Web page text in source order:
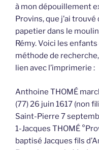
à mon dépouillement
Provins, que j’ai
papetier dans le
Rémy. Voici les
méthode de
lien avec l’imprimerie :
Anthoine THOMÉ
(77) 26 juin 1617 (non
Saint-Pierre 7
1-Jacques THOMÉ
baptisé Jacques fils